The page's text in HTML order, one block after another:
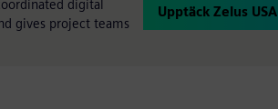
digital
gives project teams
Upptäck Zelus USA